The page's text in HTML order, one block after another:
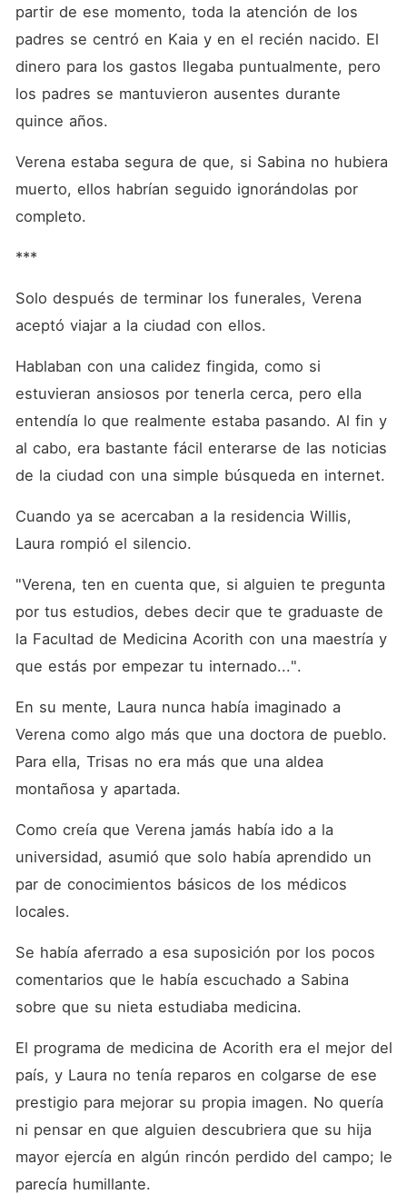
partir de ese momento, toda la atención de los
padres se centró en Kaia y en el recién nacido. El
dinero para los gastos llegaba puntualmente, pero
los padres se mantuvieron ausentes durante
quince años.
Verena estaba segura de que, si Sabina no hubiera
muerto, ellos habrían seguido ignorándolas por
completo.
***
Solo después de terminar los funerales, Verena
aceptó viajar a la ciudad con ellos.
Hablaban con una calidez fingida, como si
estuvieran ansiosos por tenerla cerca, pero ella
entendía lo que realmente estaba pasando. Al fin y
al cabo, era bastante fácil enterarse de las noticias
de la ciudad con una simple búsqueda en internet.
Cuando ya se acercaban a la residencia Willis,
Laura rompió el silencio.
"Verena, ten en cuenta que, si alguien te pregunta
por tus estudios, debes decir que te graduaste de
la Facultad de Medicina Acorith con una maestría y
que estás por empezar tu internado...".
En su mente, Laura nunca había imaginado a
Verena como algo más que una doctora de pueblo.
Para ella, Trisas no era más que una aldea
montañosa y apartada.
Como creía que Verena jamás había ido a la
universidad, asumió que solo había aprendido un
par de conocimientos básicos de los médicos
locales.
Se había aferrado a esa suposición por los pocos
comentarios que le había escuchado a Sabina
sobre que su nieta estudiaba medicina.
El programa de medicina de Acorith era el mejor del
país, y Laura no tenía reparos en colgarse de ese
prestigio para mejorar su propia imagen. No quería
ni pensar en que alguien descubriera que su hija
mayor ejercía en algún rincón perdido del campo; le
parecía humillante.